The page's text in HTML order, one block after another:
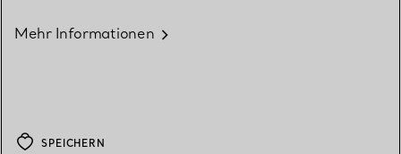
Mehr Informationen
SPEICHERN